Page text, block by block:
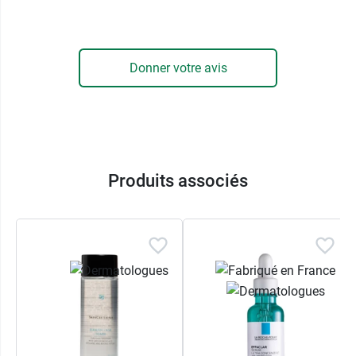
acide salicyliquecomplète l'action de l'argile
blanche pour un nettoyage en profondeur des
performanceoptimise l'action de l'acide
salicylique, pour encore plus d'efficacité, tout en
complexe de 3 céramides
est d'ailleurs
intégré pour renforcer le film hydrolipidique afin
d’améliorer la protection de la peau contre les
agressions extérieures et prévenir ainsi le risque
de développer des imperfections. Enfin, de la
complète la formule de ce nettoyant
Donner votre avis
Produits associés